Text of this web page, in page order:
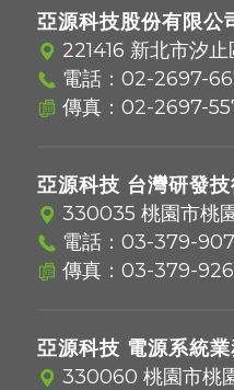
亞源科技股份有限公
221416 新北市汐
電話： 02-2697-
傳真：02-2697-
亞源科技 台灣研發
330035 桃園市桃
電話： 03-379-
傳真：03-379-
亞源科技 電源系統
330060 桃園市桃